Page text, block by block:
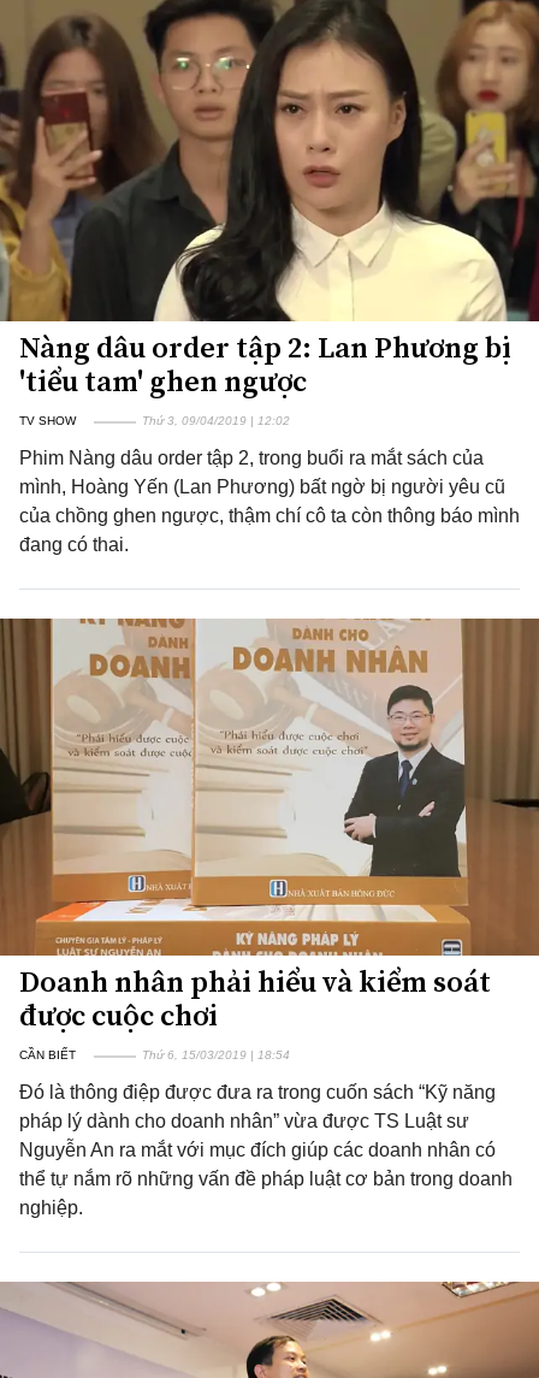
Nàng dâu order tập 2: Lan Phương bị
'tiểu tam' ghen ngược
TV SHOW Thứ 3, 09/04/2019 | 12:02
Phim Nàng dâu order tập 2, trong buổi ra mắt sách của
mình, Hoàng Yến (Lan Phương) bất ngờ bị người yêu cũ
của chồng ghen ngược, thậm chí cô ta còn thông báo mình
đang có thai.
Doanh nhân phải hiểu và kiểm soát
được cuộc chơi
CẦN BIẾT Thứ 6, 15/03/2019 | 18:54
Đó là thông điệp được đưa ra trong cuốn sách “Kỹ năng
pháp lý dành cho doanh nhân” vừa được TS Luật sư
Nguyễn An ra mắt với mục đích giúp các doanh nhân có
thể tự nắm rõ những vấn đề pháp luật cơ bản trong doanh
nghiệp.